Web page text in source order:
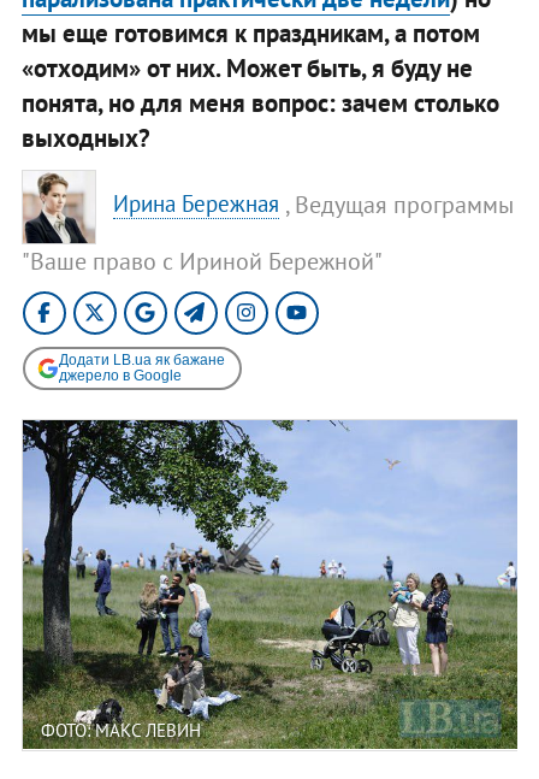
мы еще готовимся к праздникам, а потом
«отходим» от них. Может быть, я буду не
понята, но для меня вопрос: зачем столько
выходных?
Ирина Бережная , Ведущая программы
"Ваше право с Ириной Бережной"
Додати LB.ua як бажане
джерело в Google
ФОТО: МАКС ЛЕВИН